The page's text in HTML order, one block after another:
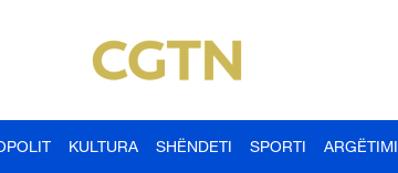
KULTURA SHËNDETI SPORTI ARGËTIMI